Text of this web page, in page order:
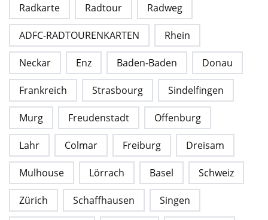
Radkarte Radtour Radweg
ADFC-RADTOURENKARTEN Rhein
Neckar Enz Baden-Baden Donau
Frankreich Strasbourg Sindelfingen
Murg Freudenstadt Offenburg
Lahr Colmar Freiburg Dreisam
Mulhouse Lörrach Basel Schweiz
Zürich Schaffhausen Singen